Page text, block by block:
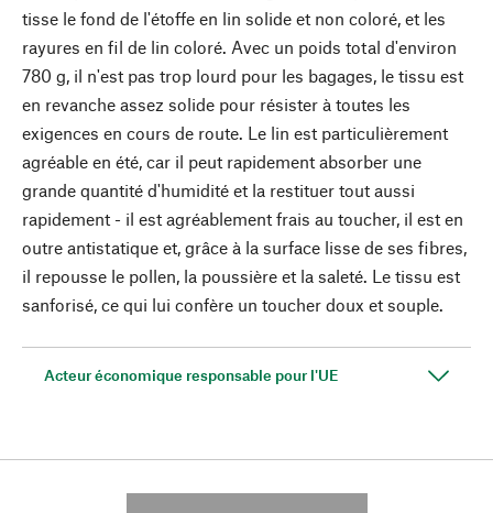
tisse le fond de l'étoffe en lin solide et non coloré, et les
rayures en fil de lin coloré. Avec un poids total d'environ
780 g, il n'est pas trop lourd pour les bagages, le tissu est
en revanche assez solide pour résister à toutes les
exigences en cours de route. Le lin est particulièrement
agréable en été, car il peut rapidement absorber une
grande quantité d'humidité et la restituer tout aussi
rapidement - il est agréablement frais au toucher, il est en
outre antistatique et, grâce à la surface lisse de ses fibres,
il repousse le pollen, la poussière et la saleté. Le tissu est
sanforisé, ce qui lui confère un toucher doux et souple.
Acteur économique responsable pour l'UE